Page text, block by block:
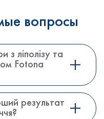
вопросы
з ліполізу та
Fotona
результат